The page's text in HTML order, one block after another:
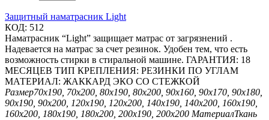
Защитный наматрасник Light
КОД: 512
Наматрасник “Light” защищает матрас от загрязнений .
Надевается на матрас за счет резинок. Удобен тем, что есть
возможность стирки в стиральной машине. ГАРАНТИЯ: 18
МЕСЯЦЕВ ТИП КРЕПЛЕНИЯ: РЕЗИНКИ ПО УГЛАМ
МАТЕРИАЛ: ЖАККАРД ЭКО СО СТЕЖКОЙ
Размер70х190, 70х200, 80х190, 80х200, 90х160, 90х170, 90х180,
90х190, 90х200, 120х190, 120х200, 140х190, 140х200, 160х190,
160х200, 180х190, 180х200, 200х190, 200х200 МатериалТкань